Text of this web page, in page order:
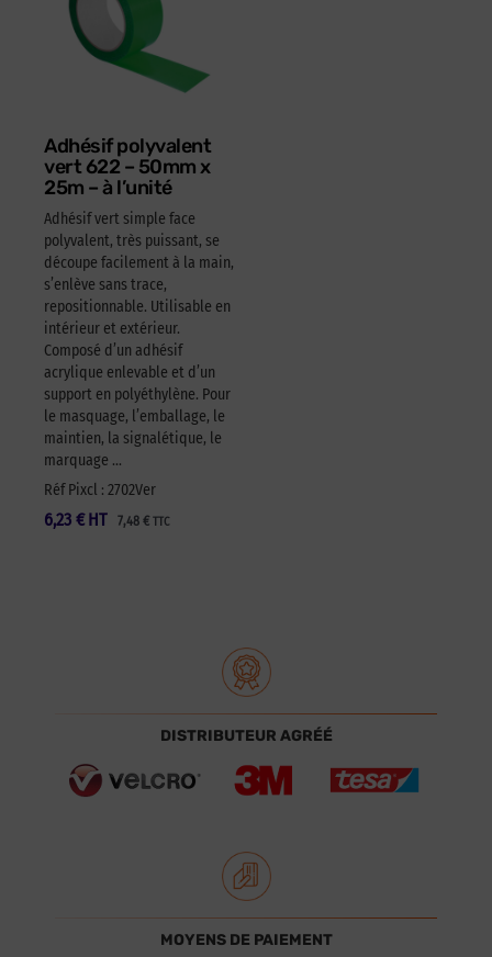
Adhésif polyvalent
vert 622 – 50mm x
25m – à l’unité
Adhésif vert simple face
polyvalent, très puissant, se
découpe facilement à la main,
s’enlève sans trace,
repositionnable. Utilisable en
intérieur et extérieur.
Composé d’un adhésif
acrylique enlevable et d’un
support en polyéthylène. Pour
le masquage, l’emballage, le
maintien, la signalétique, le
marquage …
Réf Pixcl : 2702Ver
6,23 € 7,48 € TTC
HT
DISTRIBUTEUR AGRÉÉ
MOYENS DE PAIEMENT